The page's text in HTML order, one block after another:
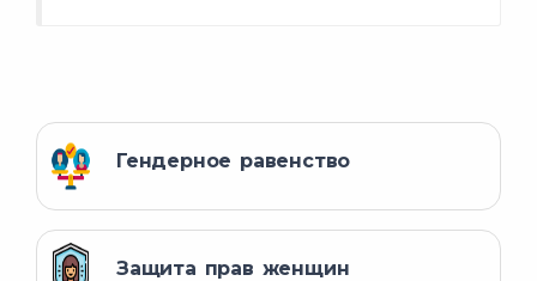
Гендерное равенство
Защита прав женщин